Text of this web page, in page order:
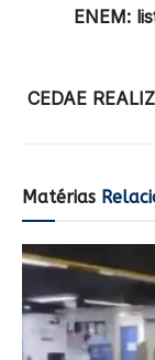
ENEM:
CEDAE
Matérias